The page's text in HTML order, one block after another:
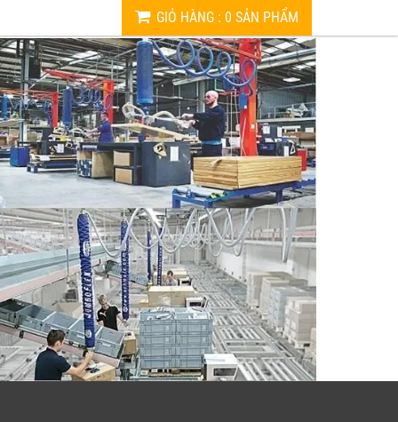
GIỎ HÀNG : 0 SẢN PHẨM